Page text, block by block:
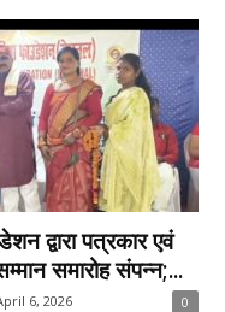
द्वारा पत्रकार एवं
समारोह संपन्न;...
6, 2026 0